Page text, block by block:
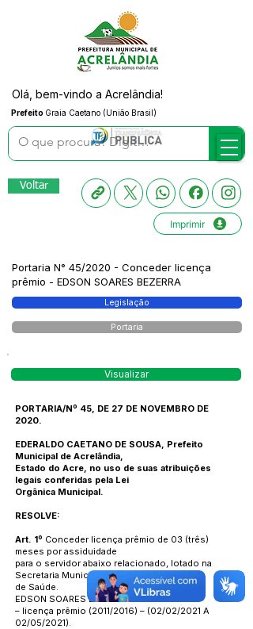
Prefeito Graia Caetano (União Brasil)
Olá, bem-vindo a Acrelândia!
Voltar
Imprimir
Portaria N° 45/2020 - Conceder licença
prêmio - EDSON SOARES BEZERRA
Legislação
Portaria
Visualizar
PORTARIA/Nº 45, DE 27 DE NOVEMBRO DE
2020.
EDERALDO CAETANO DE SOUSA, Prefeito
Municipal de Acrelândia,
Estado do Acre, no uso de suas atribuições
legais conferidas pela Lei
Orgânica Municipal.
RESOLVE:
Art. 1º Conceder licença prêmio de 03 (três)
meses por assiduidade
para o servidor abaixo relacionado, lotado na
Secretaria Municipal
de Saúde.
EDSON SOARES BEZERRA
– licença prêmio (2011/2016) – (02/02/2021 A
02/05/2021).